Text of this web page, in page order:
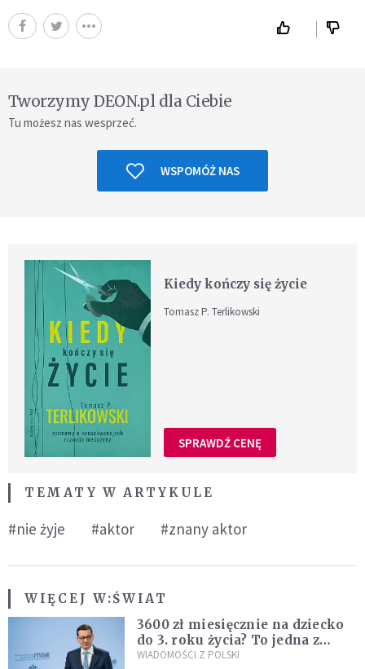
Tworzymy DEON.pl dla Ciebie
Tu możesz nas wesprzeć.
WSPOMÓŻ NAS
Kiedy kończy się życie
Tomasz P. Terlikowski
SPRAWDŹ CENĘ
TEMATY W ARTYKULE
#nie żyje #aktor #znany aktor
WIĘCEJ W:ŚWIAT
3600 zł miesięcznie na dziecko
do 3. roku życia? To jedna z
propozycji programu "Rozwój
WIADOMOŚCI Z POLSKI